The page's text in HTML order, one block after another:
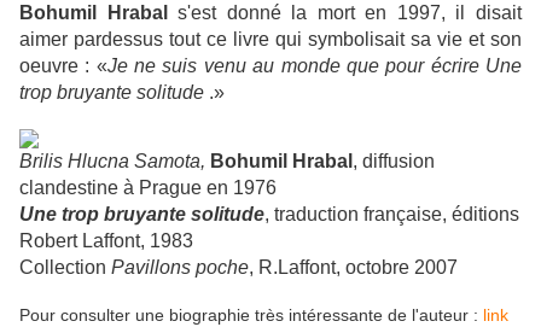
Bohumil Hrabal
s'est donné la mort en 1997, il disait
aimer pardessus tout ce livre qui symbolisait sa vie et son
oeuvre : «Je ne suis venu au monde que pour écrire Une
trop bruyante solitude .»
Brilis Hlucna Samota, Bohumil Hrabal , diffusion
clandestine à Prague en 1976
Une trop bruyante solitude, traduction française, éditions
Robert Laffont, 1983
Collection Pavillons poche, R.Laffont, octobre 2007
Pour consulter une biographie très intéressante de l'auteur : link